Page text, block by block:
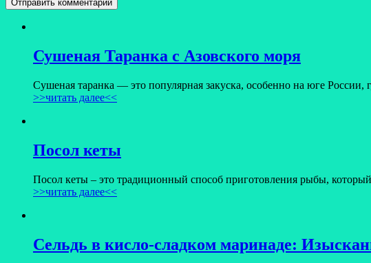
Сушеная Таранка с Азовского моря
Сушеная таранка — это популярная закуска, особенно на юге
>>читать далее<<
Посол кеты
Посол кеты – это традиционный способ приготовления рыбы,
>>читать далее<<
Сельдь в кисло-сладком маринаде: